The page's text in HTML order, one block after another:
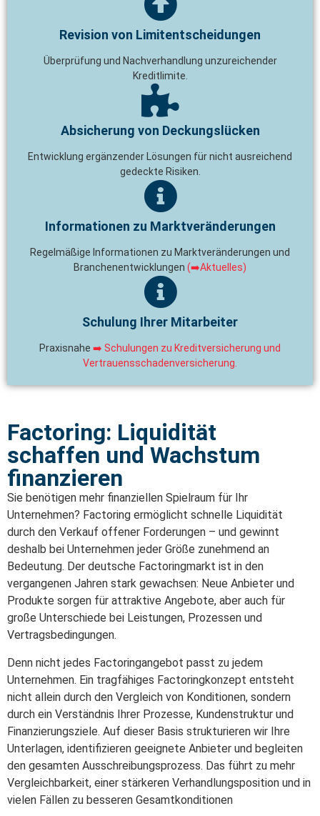
Revision von Limitentscheidungen
Überprüfung und Nachverhandlung unzureichender
Kreditlimite.
Absicherung von Deckungslücken
Entwicklung ergänzender Lösungen für nicht ausreichend
gedeckte Risiken.
Informationen zu Marktveränderungen
Regelmäßige Informationen zu Marktveränderungen und
Branchenentwicklungen (➡️Aktuelles)
Schulung Ihrer Mitarbeiter
Praxisnahe ➡️ Schulungen zu Kreditversicherung und
Vertrauensschadenversicherung.
Factoring: Liquidität
schaffen und Wachstum
finanzieren
Sie benötigen mehr finanziellen Spielraum für Ihr
Unternehmen? Factoring ermöglicht schnelle Liquidität
durch den Verkauf offener Forderungen – und gewinnt
deshalb bei Unternehmen jeder Größe zunehmend an
Bedeutung. Der deutsche Factoringmarkt ist in den
vergangenen Jahren stark gewachsen: Neue Anbieter und
Produkte sorgen für attraktive Angebote, aber auch für
große Unterschiede bei Leistungen, Prozessen und
Vertragsbedingungen.
Denn nicht jedes Factoringangebot passt zu jedem
Unternehmen. Ein tragfähiges Factoringkonzept entsteht
nicht allein durch den Vergleich von Konditionen, sondern
durch ein Verständnis Ihrer Prozesse, Kundenstruktur und
Finanzierungsziele. Auf dieser Basis strukturieren wir Ihre
Unterlagen, identifizieren geeignete Anbieter und begleiten
den gesamten Ausschreibungsprozess. Das führt zu mehr
Vergleichbarkeit, einer stärkeren Verhandlungsposition und in
vielen Fällen zu besseren Gesamtkonditionen